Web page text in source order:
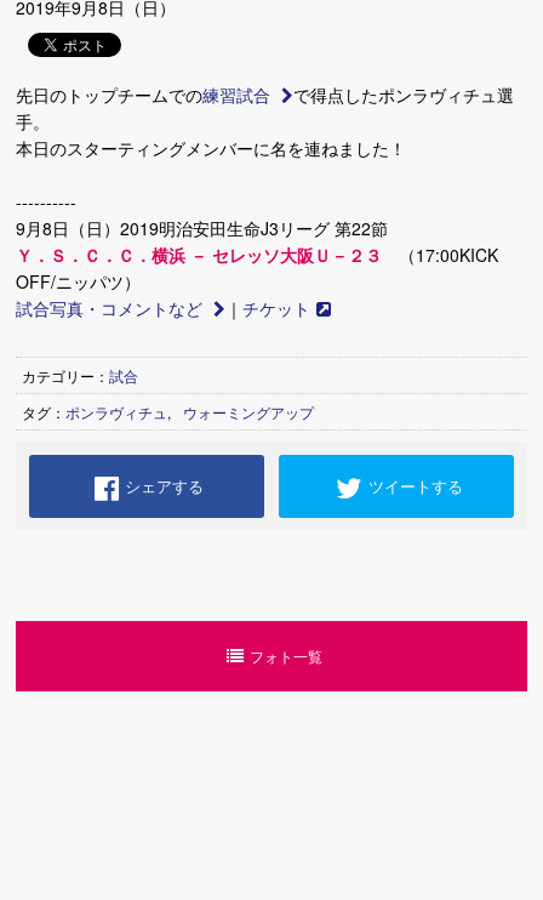
2019年9月8日（日）
先日のトップチームでの練習試合
で得点したポンラヴィチュ選
手。
本日のスターティングメンバーに名を連ねました！
----------
9月8日（日）2019明治安田生命J3リーグ 第22節
Ｙ．Ｓ．Ｃ．Ｃ．横浜 － セレッソ大阪Ｕ－２３
（17:00KICK
OFF/ニッパツ）
試合写真・コメントなど
｜チケット
カテゴリー：試合
タグ： ポンラヴィチュ , ウォーミングアップ
シェアする ツイートする
フォト一覧